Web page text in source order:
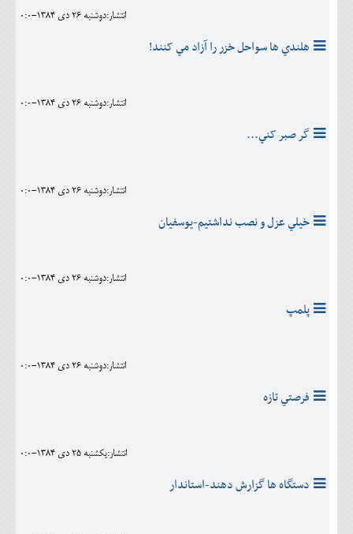
انتشار:دوشنبه 26 دی 1384-0:0
هلندي ها سواحل خزر را آزاد مي کنند!
انتشار:دوشنبه 26 دی 1384-0:0
گر صبر کني...
انتشار:دوشنبه 26 دی 1384-0:0
خيلي عزل و نصب نداشتيم-يوسفيان
انتشار:دوشنبه 26 دی 1384-0:0
پلمپ
انتشار:دوشنبه 26 دی 1384-0:0
فرصتي تازه
انتشار:يکشنبه 25 دی 1384-0:0
دستگاه ها گزارش دهند-استاندار